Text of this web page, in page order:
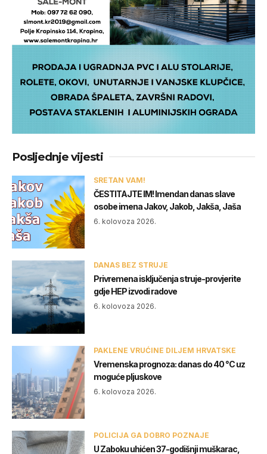
Posljednje vijesti
SRETAN VAM!
ČESTITAJTE IM! Imendan danas slave
osobe imena Jakov, Jakob, Jakša, Jaša
6. kolovoza 2026.
DANAS BEZ STRUJE
Privremena isključenja struje-provjerite
gdje HEP izvodi radove
6. kolovoza 2026.
PAKLENE VRUĆINE DILJEM HRVATSKE
Vremenska prognoza: danas do 40 °C uz
moguće pljuskove
6. kolovoza 2026.
POLICIJA GA DOBRO POZNAJE
U Zaboku uhićen 37-godišnji muškarac,